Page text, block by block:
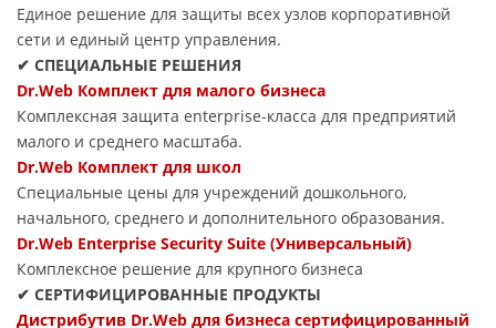
Единое решение для защиты всех узлов корпоративной
сети и единый центр управления.
✔ СПЕЦИАЛЬНЫЕ РЕШЕНИЯ
Dr.Web Комплект для малого бизнеса
Комплексная защита enterprise-класса для предприятий
малого и среднего масштаба.
Dr.Web Комплект для школ
Специальные цены для учреждений дошкольного,
начального, среднего и дополнительного образования.
Dr.Web Enterprise Security Suite (Универсальный)
Комплексное решение для крупного бизнеса
✔ СЕРТИФИЦИРОВАННЫЕ ПРОДУКТЫ
Дистрибутив Dr.Web для бизнеса сертифицированный